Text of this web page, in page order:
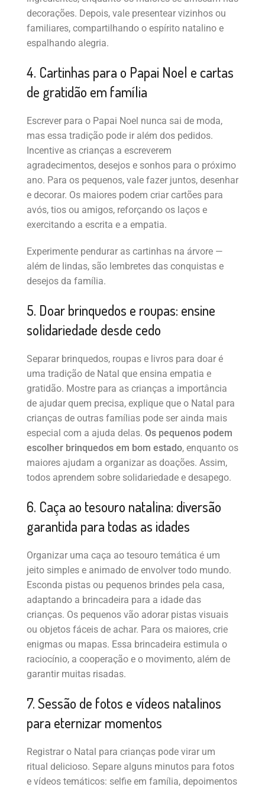
decorações. Depois, vale presentear vizinhos ou
familiares, compartilhando o espírito natalino e
espalhando alegria.
4. Cartinhas para o Papai Noel e cartas
de gratidão em família
Escrever para o Papai Noel nunca sai de moda,
mas essa tradição pode ir além dos pedidos.
Incentive as crianças a escreverem
agradecimentos, desejos e sonhos para o próximo
ano. Para os pequenos, vale fazer juntos, desenhar
e decorar. Os maiores podem criar cartões para
avós, tios ou amigos, reforçando os laços e
exercitando a escrita e a empatia.
Experimente pendurar as cartinhas na árvore —
além de lindas, são lembretes das conquistas e
desejos da família.
5. Doar brinquedos e roupas: ensine
solidariedade desde cedo
Separar brinquedos, roupas e livros para doar é
uma tradição de Natal que ensina empatia e
gratidão. Mostre para as crianças a importância
de ajudar quem precisa, explique que o Natal para
crianças de outras famílias pode ser ainda mais
especial com a ajuda delas. Os pequenos podem
escolher brinquedos em bom estado, enquanto os
maiores ajudam a organizar as doações. Assim,
todos aprendem sobre solidariedade e desapego.
6. Caça ao tesouro natalina: diversão
garantida para todas as idades
Organizar uma caça ao tesouro temática é um
jeito simples e animado de envolver todo mundo.
Esconda pistas ou pequenos brindes pela casa,
adaptando a brincadeira para a idade das
crianças. Os pequenos vão adorar pistas visuais
ou objetos fáceis de achar. Para os maiores, crie
enigmas ou mapas. Essa brincadeira estimula o
raciocínio, a cooperação e o movimento, além de
garantir muitas risadas.
7. Sessão de fotos e vídeos natalinos
para eternizar momentos
Registrar o Natal para crianças pode virar um
ritual delicioso. Separe alguns minutos para fotos
e vídeos temáticos: selfie em família, depoimentos